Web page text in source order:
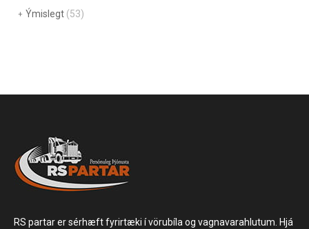
Ýmislegt (53)
RS partar er sérhæft fyrirtæki í vörubíla og vagnavarahlutum. Hjá